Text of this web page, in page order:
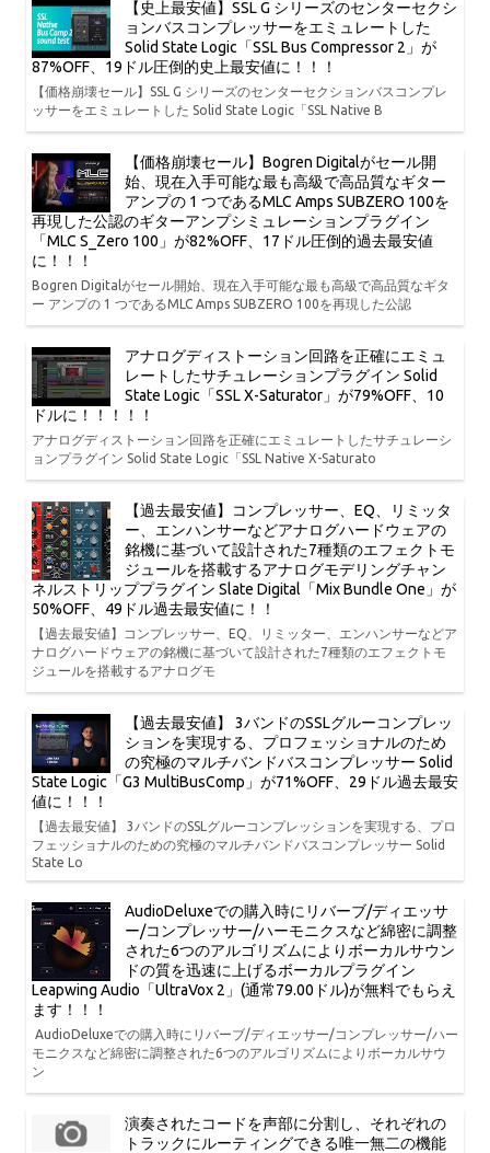
【史上最安値】SSL G シリーズのセンターセクシ
ョンバスコンプレッサーをエミュレートした
Solid State Logic「SSL Bus Compressor 2」が
87%OFF、19ドル圧倒的史上最安値に！！！
【価格崩壊セール】SSL G シリーズのセンターセクションバスコンプレ
ッサーをエミュレートした Solid State Logic「SSL Native B
【価格崩壊セール】Bogren Digitalがセール開
始、現在入手可能な最も高級で高品質なギター
アンプの 1 つであるMLC Amps SUBZERO 100を
再現した公認のギターアンプシミュレーションプラグイン
「MLC S_Zero 100」が82%OFF、17ドル圧倒的過去最安値
に！！！
Bogren Digitalがセール開始、現在入手可能な最も高級で高品質なギタ
ー アンプの 1 つであるMLC Amps SUBZERO 100を再現した公認
アナログディストーション回路を正確にエミュ
レートしたサチュレーションプラグイン Solid
State Logic「SSL X-Saturator」が79%OFF、10
ドルに！！！！！
アナログディストーション回路を正確にエミュレートしたサチュレーシ
ョンプラグイン Solid State Logic「SSL Native X-Saturato
【過去最安値】コンプレッサー、EQ、リミッタ
ー、エンハンサーなどアナログハードウェアの
銘機に基づいて設計された7種類のエフェクトモ
ジュールを搭載するアナログモデリングチャン
ネルストリッププラグイン Slate Digital「Mix Bundle One」が
50%OFF、49ドル過去最安値に！！
【過去最安値】コンプレッサー、EQ、リミッター、エンハンサーなどア
ナログハードウェアの銘機に基づいて設計された7種類のエフェクトモ
ジュールを搭載するアナログモ
【過去最安値】 3バンドのSSLグルーコンプレッ
ションを実現する、プロフェッショナルのため
の究極のマルチバンドバスコンプレッサー Solid
State Logic「G3 MultiBusComp」が71%OFF、29ドル過去最安
値に！！！
【過去最安値】 3バンドのSSLグルーコンプレッションを実現する、プロ
フェッショナルのための究極のマルチバンドバスコンプレッサー Solid
State Lo
AudioDeluxeでの購入時にリバーブ/ディエッサ
ー/コンプレッサー/ハーモニクスなど綿密に調整
された6つのアルゴリズムによりボーカルサウン
ドの質を迅速に上げるボーカルプラグイン
Leapwing Audio「UltraVox 2」(通常79.00ドル)が無料でもらえ
ます！！！
AudioDeluxeでの購入時にリバーブ/ディエッサー/コンプレッサー/ハー
モニクスなど綿密に調整された6つのアルゴリズムによりボーカルサウ
ン
演奏されたコードを声部に分割し、それぞれの
トラックにルーティングできる唯一無二の機能